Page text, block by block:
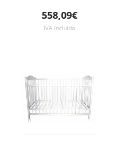
558,09€
IVA incluido